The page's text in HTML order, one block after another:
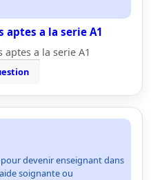
a la serie A1
a la serie A1
devenir enseignant dans
soignante ou